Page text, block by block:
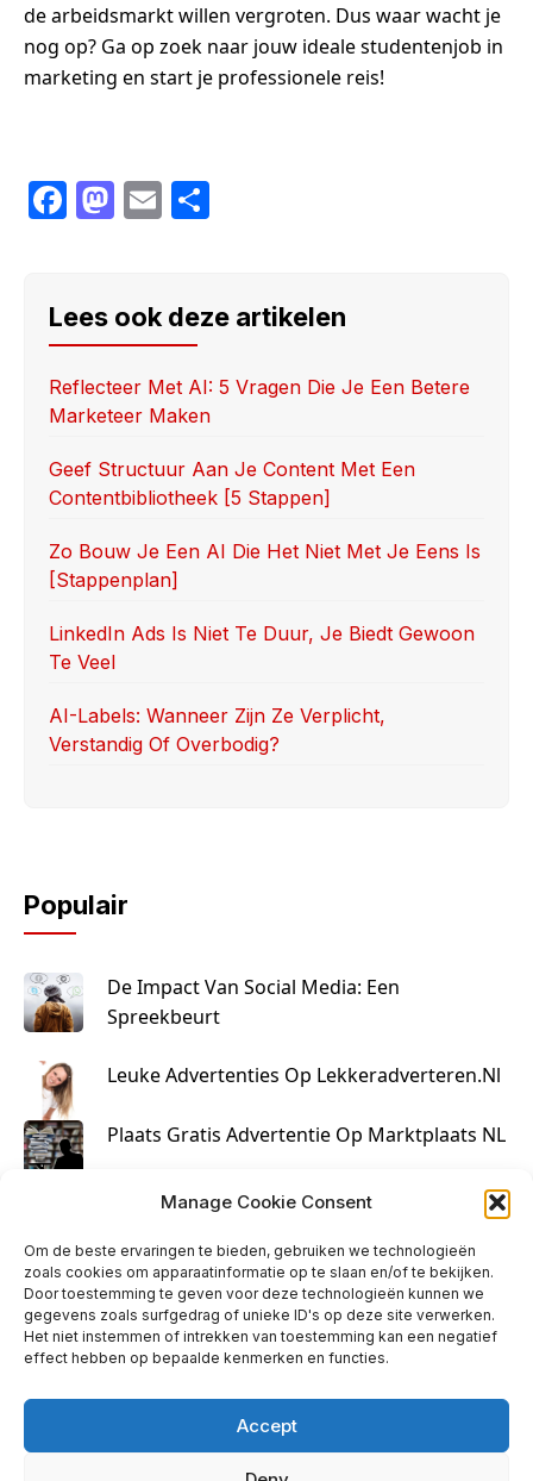
Manage Cookie Consent
Om de beste ervaringen te bieden, gebruiken we technologieën
zoals cookies om apparaatinformatie op te slaan en/of te bekijken.
Door toestemming te geven voor deze technologieën kunnen we
gegevens zoals surfgedrag of unieke ID's op deze site verwerken.
Het niet instemmen of intrekken van toestemming kan een negatief
effect hebben op bepaalde kenmerken en functies.
Accept
de arbeidsmarkt willen vergroten. Dus waar wacht je
nog op? Ga op zoek naar jouw ideale studentenjob in
marketing en start je professionele reis!
F
e
b
o
o
k
M
o
d
o
n
E
e
Lees ook deze artikelen
Reflecteer Met AI: 5 Vragen Die Je Een Betere
Marketeer Maken
Geef Structuur Aan Je Content Met Een
Contentbibliotheek [5 Stappen]
Zo Bouw Je Een AI Die Het Niet Met Je Eens Is
[stappenplan]
LinkedIn Ads Is Niet Te Duur, Je Biedt Gewoon
Te Veel
AI-Labels: Wanneer Zijn Ze Verplicht,
Verstandig Of Overbodig?
Populair
De Impact Van Social Media: Een
Spreekbeurt
Leuke Advertenties Op Lekkeradverteren.nl
Plaats Gratis Advertentie Op Marktplaats NL
Kruisbestuiving Voor Succesvolle Marketing